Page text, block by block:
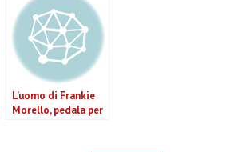
L’uomo di Frankie
Morello, pedala per